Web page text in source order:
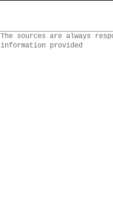
The sources are always
information provided